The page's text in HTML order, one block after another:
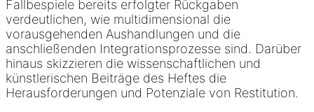
Fallbespiele bereits erfolgter Rückgaben
verdeutlichen, wie multidimensional die
vorausgehenden Aushandlungen und die
anschließenden Integrationsprozesse sind. Darüber
hinaus skizzieren die wissenschaftlichen und
künstlerischen Beiträge des Heftes die
Herausforderungen und Potenziale von Restitution.